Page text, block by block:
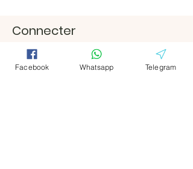
Magasin Hacoo
https://c.hacoo.pl/2eg7RJ
Connecter
Facebook
Télégramm
Facebook
Télégramm
Facebook Whatsapp Telegram